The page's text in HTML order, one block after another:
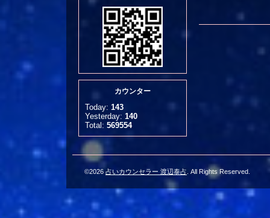
カウンター
Today: 143
Yesterday: 140
Total: 569554
©2026 占いカウンセラー 渡辺泰占 . All Rights Reserved.